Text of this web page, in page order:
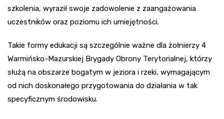
szkolenia, wyraził swoje zadowolenie z zaangażowania
uczestników oraz poziomu ich umiejętności.
Takie formy edukacji są szczególnie ważne dla żołnierzy 4
Warmińsko-Mazurskiej Brygady Obrony Terytorialnej, którzy
służą na obszarze bogatym w jeziora i rzeki, wymagającym
od nich doskonałego przygotowania do działania w tak
specyficznym środowisku.